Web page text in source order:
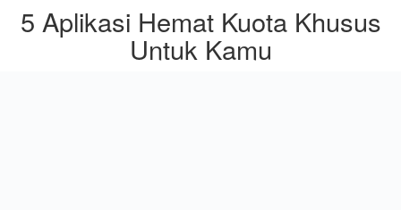
5 Aplikasi Hemat Kuota Khusus
Untuk Kamu